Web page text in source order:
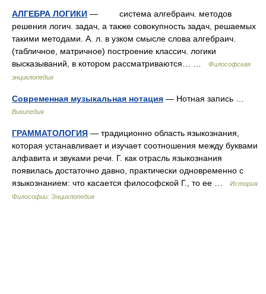
АЛГЕБРА ЛОГИКИ — система алгебраич. методов
решения логич. задач, а также совокупность задач, решаемых
такими методами. А. л. в узком смысле слова алгебраич.
(табличное, матричное) построение классич. логики
высказываний, в котором рассматриваются… …
Философская
энциклопедия
Современная музыкальная нотация — Нотная запись …
Википедия
ГРАММАТОЛОГИЯ — традиционно область языкознания,
которая устанавливает и изучает соотношения между буквами
алфавита и звуками речи. Г. как отрасль языкознания
появилась достаточно давно, практически одновременно с
языкознанием: что касается философской Г., то ее …
История
Философии: Энциклопедия